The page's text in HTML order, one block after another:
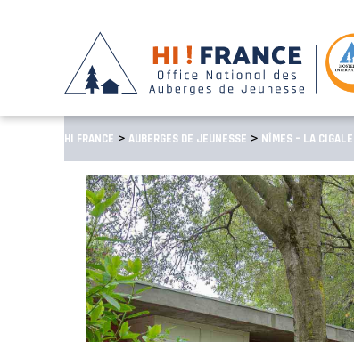
HI FRANCE > AUBERGES DE JEUNESSE > NÎMES – LA CIGALE